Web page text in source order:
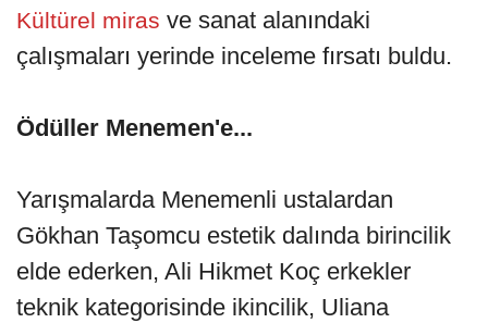
Kültürel miras ve sanat alanındaki
çalışmaları yerinde inceleme fırsatı buldu.
Ödüller Menemen'e...
Yarışmalarda Menemenli ustalardan
Gökhan Taşomcu estetik dalında birincilik
elde ederken, Ali Hikmet Koç erkekler
teknik kategorisinde ikincilik, Uliana